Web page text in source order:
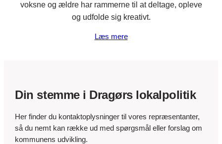
voksne og ældre har rammerne til at deltage, opleve
og udfolde sig kreativt.
Læs mere
Din stemme i Dragørs lokalpolitik
Her finder du kontaktoplysninger til vores repræsentanter,
så du nemt kan række ud med spørgsmål eller forslag om
kommunens udvikling.